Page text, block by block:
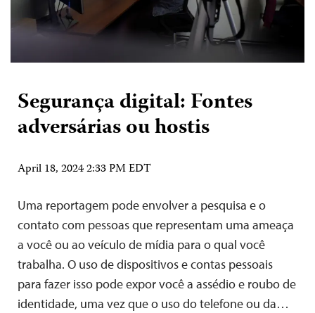
Segurança digital: Fontes
adversárias ou hostis
April 18, 2024 2:33 PM EDT
Uma reportagem pode envolver a pesquisa e o
contato com pessoas que representam uma ameaça
a você ou ao veículo de mídia para o qual você
trabalha. O uso de dispositivos e contas pessoais
para fazer isso pode expor você a assédio e roubo de
identidade, uma vez que o uso do telefone ou da…